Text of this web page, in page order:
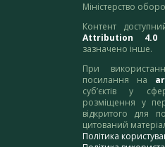
Міністерство
Контент
Attribution 4.0
зазначено інше.
При
посилання на
суб’єктів у
розміщення у
відкритого для
цитований
Політика